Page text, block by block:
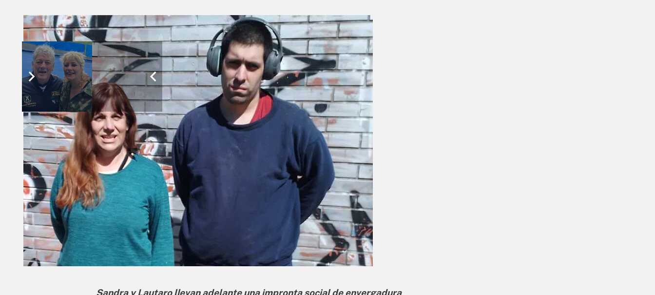
Sandra y Lautaro llevan adelante una impronta social de envergadura